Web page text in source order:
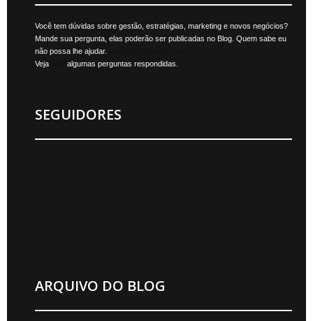
Você tem dúvidas sobre gestão, estratégias, marketing e novos negócios?
Mande sua pergunta, elas poderão ser publicadas no Blog. Quem sabe eu
não possa lhe ajudar.
Veja
algumas perguntas respondidas.
SEGUIDORES
ARQUIVO DO BLOG